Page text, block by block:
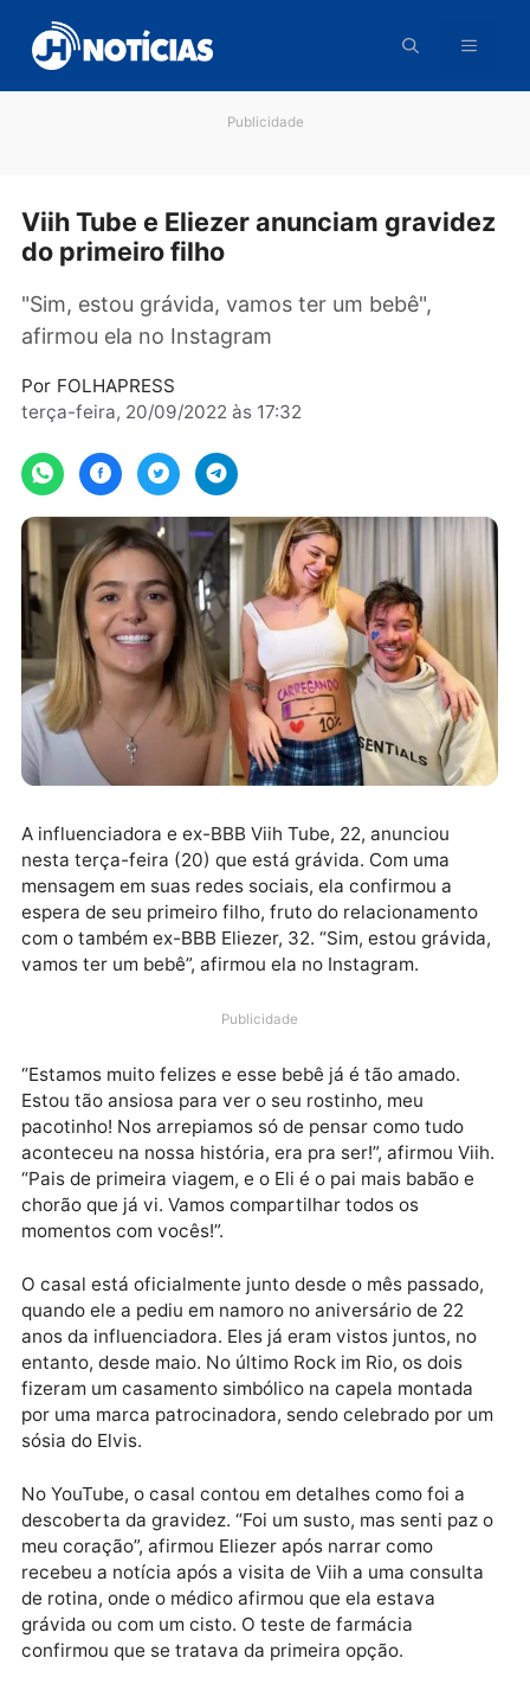
para
conteúdo
Viih Tube e Eliezer anunciam
"Sim, estou grávida, vamos ter um bebê",
afirmou ela no Instagram
Por
FOLHAPRESS
terça-feira, 20/09/2022 às 17:32
A influenciadora e ex-BBB Viih Tube, 22, anunciou
nesta terça-feira (20) que está grávida. Com uma
espera de seu primeiro filho, fruto do relacionamento
vamos ter um bebê”, afirmou ela no Instagram.
Publicidade
“Estamos muito felizes e esse bebê já é tão amado.
Estou tão ansiosa para ver o seu rostinho, meu
aconteceu na nossa história, era pra ser!”, afirmou
“Pais de primeira viagem, e o Eli é o pai mais babão e
chorão que já vi. Vamos compartilhar todos os
momentos com vocês!”.
O casal está oficialmente junto desde o mês
quando ele a pediu em namoro no aniversário de 22
anos da influenciadora. Eles já eram vistos juntos, no
entanto, desde maio. No último Rock im Rio, os dois
fizeram um casamento simbólico na capela montada
por uma marca patrocinadora, sendo celebrado por
sósia do Elvis.
No YouTube, o casal contou em detalhes como foi a